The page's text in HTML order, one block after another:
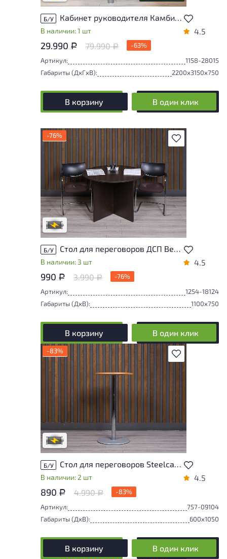
Б/У Кабинет руководителя Камбио Boss ДСП Махагон Россия
В наличии: 1 шт 4.5
29.990 Р 79.990Р
-63%
Артикул:
1158-28015
Габариты (ДxГxВ):
2200x3150x750
В корзину В один клик
В избранное
-76%
Степень износа находится на стадии
проверки. Вы можете уточнить
дополнительную информацию у
сотрудников магазина
В обработке
Б/У Стол для переговоров ДСП Венге Россия
В наличии: 3 шт 4.5
990 Р 3.990Р
-76%
Артикул:
1254-18124
Габариты (ДxВ):
1100x750
В корзину В один клик
В избранное
-83%
Степень износа находится на стадии
проверки. Вы можете уточнить
дополнительную информацию у
сотрудников магазина
В обработке
Б/У Стол для переговоров Steelcase ДСП Клен США
В наличии: 2 шт 4.5
890 Р 4.990Р
-83%
Артикул:
757-09104
Габариты (ДxВ):
600x1050
В корзину В один клик